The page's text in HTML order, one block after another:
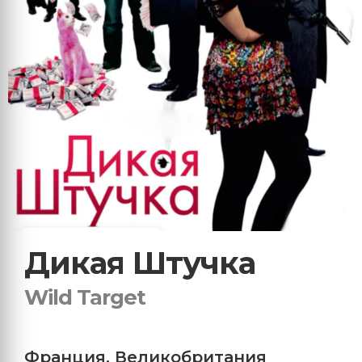
Дикая Штучка
Wild Target
Франция, Великобритания